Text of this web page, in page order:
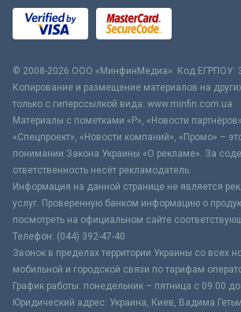
© 2008-2026 ООО «МинфинМедиа». Код ЕГРПОУ:
Копирование и размещение материалов на
только с гиперссылкой вида: www.minfin.com.ua
Материалы с пометками «Р», «Новости
«Спецпроект», «Новости компаний», «Промо» –
понимании Закона Украины «О рекламе». За
ответственность несёт рекламодатель.
Информация на данной странице не является
услуг. Проверенную банком информацию о
посмотреть на официальном сайте
Телефон: (044) 392-47-40
Звонок в пределах территории Украины со всех
мобильной и городской связи по тарифам
График работы: понедельник – пятница с 09:00
Юридический адрес: Украина, Киев, Вадима